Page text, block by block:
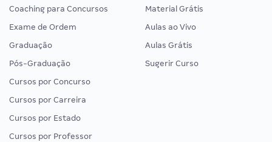
Coaching para Concursos
Exame de Ordem
Graduação
Pós-Graduação
Cursos por Concurso
Cursos por Carreira
Cursos por Estado
Cursos por Professor
Material Grátis
Aulas ao Vivo
Aulas Grátis
Sugerir Curso